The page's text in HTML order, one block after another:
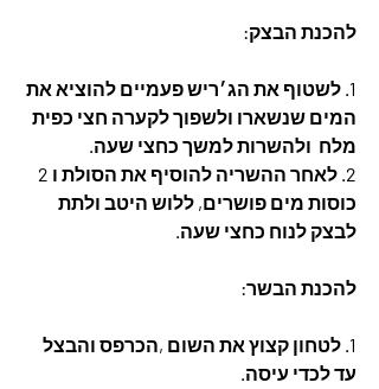
להכנת הבצק:
1. לשטוף את הג׳ריש פעמיים להוציא את
המים שנשארו ולשפוך לקערה חצי כפית
מלח  ולהשרות למשך כחצי שעה.
כוסות מים פושרים, ללוש היטב ולתת
לבצק לנוח כחצי שעה.
להכנת הבשר:
1. לטחון קצוץ את השום ,הכרפס והבצל
עד לכדי עיסה.